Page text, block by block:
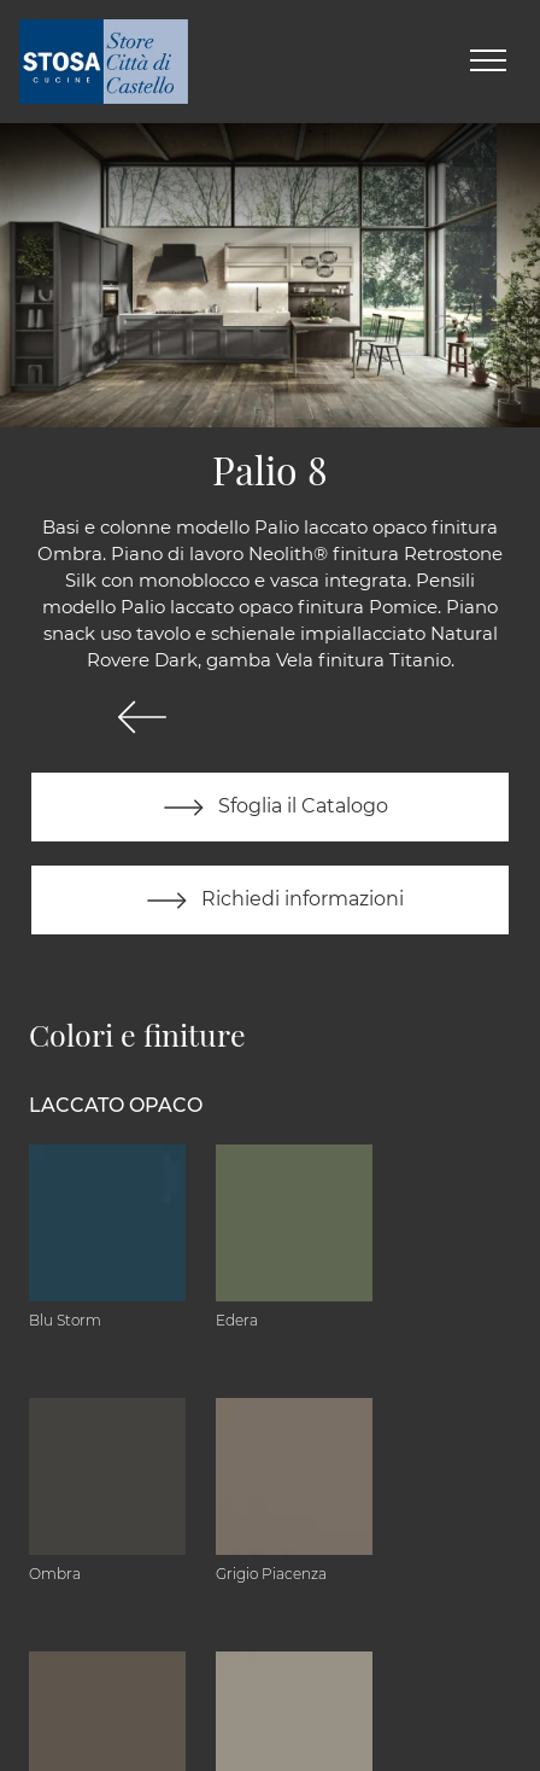
Basi e colonne modello Palio laccato opaco finitura
Ombra. Piano di lavoro Neolith® finitura Retrostone
Silk con monoblocco e vasca integrata. Pensili
modello Palio laccato opaco finitura Pomice. Piano
snack uso tavolo e schienale impiallacciato Natural
Rovere Dark, gamba Vela finitura Titanio.
Sfoglia il Catalogo
Richiedi informazioni
Palio 8
Colori e finiture
LACCATO OPACO
Blu Storm Edera
Ombra Grigio Piacenza